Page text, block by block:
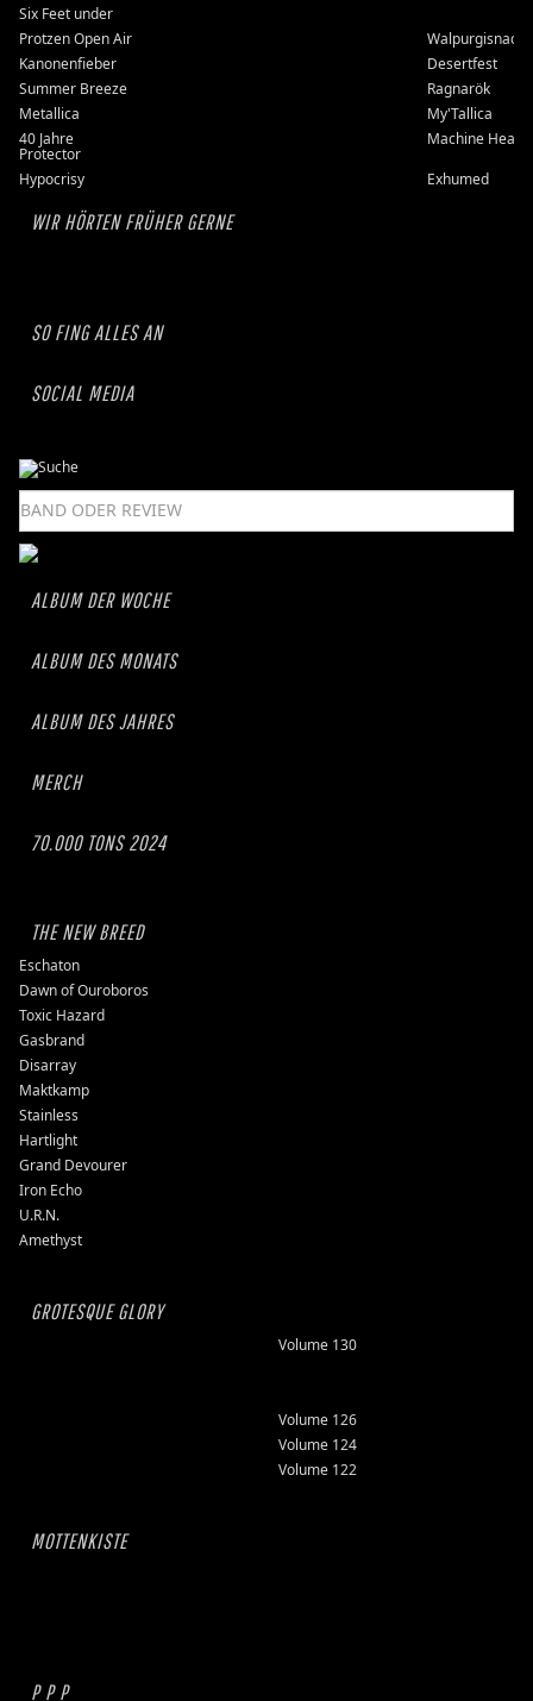
Six Feet under
Protzen Open Air
Walpurgisnacht
Kanonenfieber
Desertfest
Summer Breeze
Ragnarök
Metallica
My'Tallica
40 Jahre
Protector
Machine Head
Hypocrisy
Exhumed
WIR HÖRTEN FRÜHER GERNE
SO FING ALLES AN
SOCIAL MEDIA
ALBUM DER WOCHE
ALBUM DES MONATS
ALBUM DES JAHRES
MERCH
70.000 TONS 2024
THE NEW BREED
Eschaton
Dawn of Ouroboros
Toxic Hazard
Gasbrand
Disarray
Maktkamp
Stainless
Hartlight
Grand Devourer
Iron Echo
U.R.N.
Amethyst
GROTESQUE GLORY
Volume 130
Volume 126
Volume 124
Volume 122
MOTTENKISTE
P P P